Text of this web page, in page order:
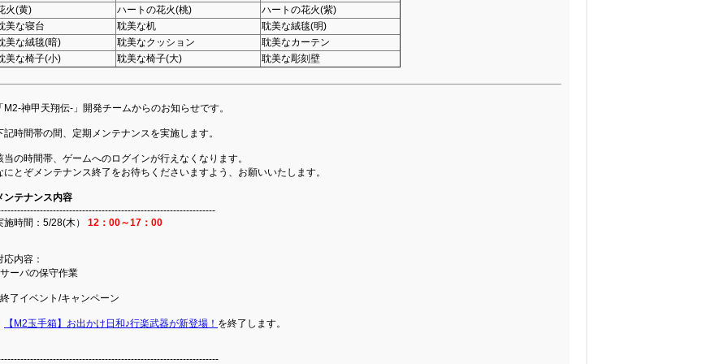
火(黄) ハートの花火(桃)
ハートの花火(紫)
美な寝台
耽美な机
耽美な絨毯(明)
美な絨毯(暗)
耽美なクッション
耽美なカーテン
美な椅子(小)
耽美な椅子(大) 耽美な彫刻壁
M2-神甲天翔伝-」開発チームからのお知らせです。
記時間帯の間、定期メンテナンスを実施します。
当の時間帯、ゲームへのログインが行えなくなります。
にとぞメンテナンス終了をお待ちくださいますよう、お願いいたします。
ンテナンス内容
施時間：5/28(木） 12：00～17：00
応内容：
ーバの保守作業
了イベント/キャンペーン
【M2玉手箱】お出かけ日和♪行楽武器が新登場！ を終了します。